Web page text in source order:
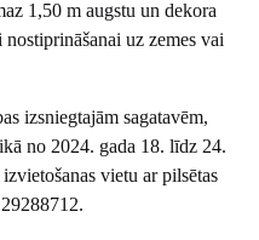
1,50 m augstu un dekora
uz zemes vai
izsniegtajām sagatavēm,
no 2024. gada 18. līdz 24.
vietu ar pilsētas